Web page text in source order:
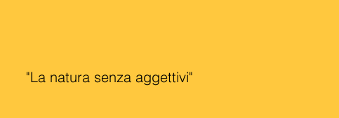
"La natura senza aggettivi"